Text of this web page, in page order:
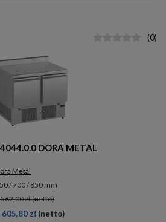
DORA METAL
Metal
/ 700 / 850 mm
zł(netto)
605,80 zł (netto)
(0)